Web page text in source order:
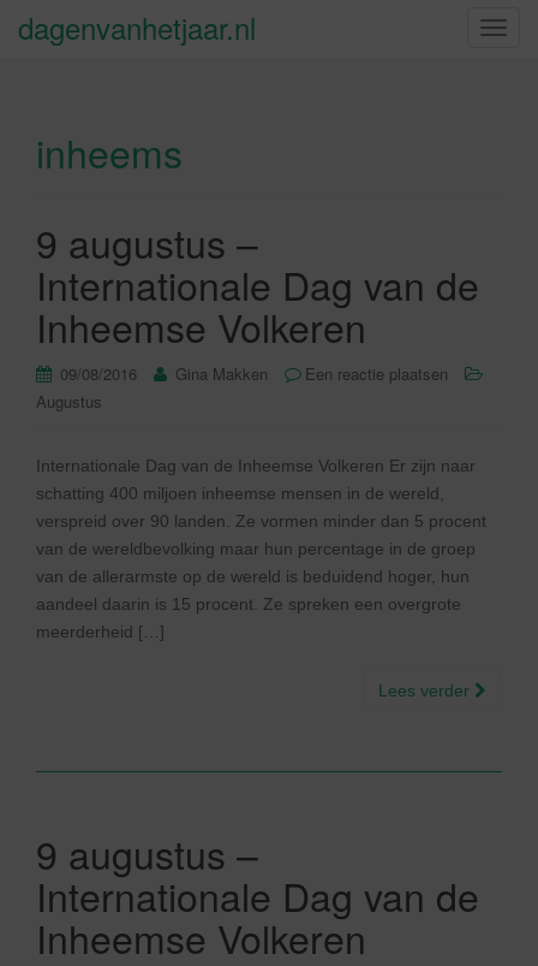
S
dagenvanhetjaar.nl
inheems
9 augustus –
Internationale Dag van de
Inheemse Volkeren
09/08/2016 Gina Makken
Een reactie plaatsen
Augustus
Internationale Dag van de Inheemse Volkeren Er zijn naar
schatting 400 miljoen inheemse mensen in de wereld,
verspreid over 90 landen. Ze vormen minder dan 5 procent
van de wereldbevolking maar hun percentage in de groep
van de allerarmste op de wereld is beduidend hoger, hun
aandeel daarin is 15 procent. Ze spreken een overgrote
meerderheid […]
Lees verder
9 augustus –
Internationale Dag van de
Inheemse Volkeren